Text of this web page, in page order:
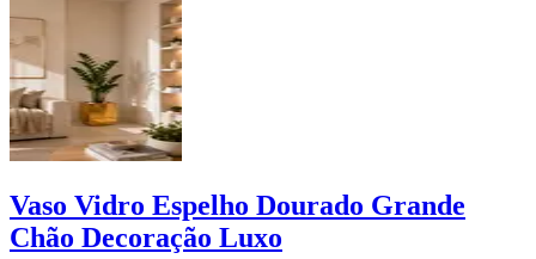
Vaso Vidro Espelho Dourado Grande
Chão Decoração Luxo